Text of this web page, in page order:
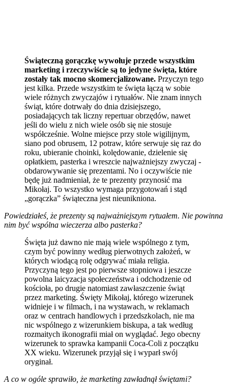
Świąteczną gorączkę wywołuje przede wszystkim
marketing i rzeczywiście są to jedyne święta, które
zostały tak mocno skomercjalizowane. Przyczyn tego
jest kilka. Przede wszystkim te święta łączą w sobie
wiele różnych zwyczajów i rytuałów. Nie znam innych
świąt, które dotrwały do dnia dzisiejszego,
posiadających tak liczny repertuar obrzędów, nawet
jeśli do wielu z nich wiele osób się nie stosuje
współcześnie. Wolne miejsce przy stole wigilijnym,
siano pod obrusem, 12 potraw, które serwuje się raz do
roku, ubieranie choinki, kolędowanie, dzielenie się
opłatkiem, pasterka i wreszcie najważniejszy zwyczaj -
obdarowywanie się prezentami. No i oczywiście nie
będę już nadmieniał, że te prezenty przynosić ma
Mikołaj. To wszystko wymaga przygotowań i stąd
„gorączka” świąteczna jest nieunikniona.
Powiedziałeś, że prezenty są najważniejszym rytuałem. Nie powinna
nim być wspólna wieczerza albo pasterka?
Święta już dawno nie mają wiele wspólnego z tym,
czym być powinny według pierwotnych założeń, w
których wiodącą rolę odgrywać miała religia.
Przyczyną tego jest po pierwsze stopniowa i jeszcze
powolna laicyzacja społeczeństwa i odchodzenie od
kościoła, po drugie natomiast zawłaszczenie świąt
przez marketing. Święty Mikołaj, którego wizerunek
widnieje i w filmach, i na wystawach, w reklamach
oraz w centrach handlowych i przedszkolach, nie ma
nic wspólnego z wizerunkiem biskupa, a tak według
rozmaitych ikonografii miał on wyglądać. Jego obecny
wizerunek to sprawka kampanii Coca-Coli z początku
XX wieku. Wizerunek przyjął się i wyparł swój
oryginał.
A co w ogóle sprawiło, że marketing zawładnął świętami?